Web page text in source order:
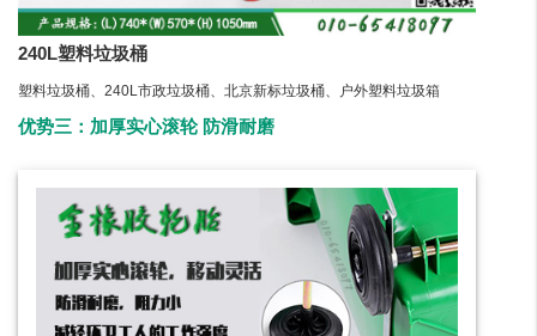
240L塑料垃圾桶
塑料垃圾桶、240L市政垃圾桶、北京新标垃圾桶、户外塑料垃圾箱
优势三：加厚实心滚轮 防滑耐磨